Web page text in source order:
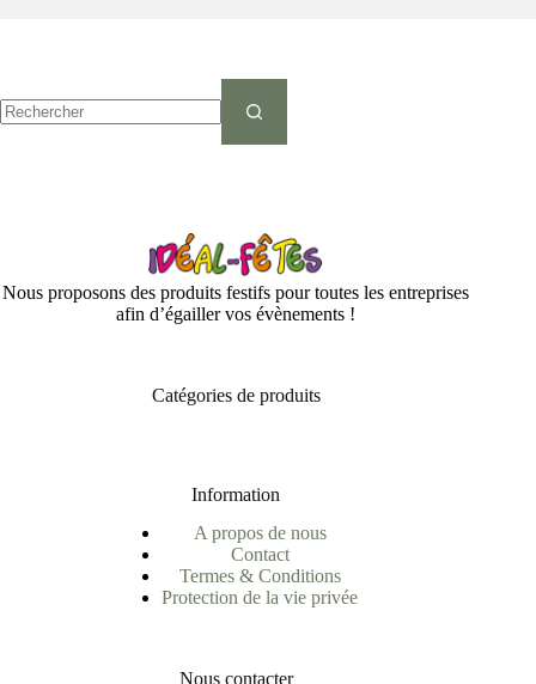
Nous proposons des produits festifs pour toutes les entreprises
afin d’égailler vos évènements !
Catégories de produits
Information
A propos de nous
Contact
Termes & Conditions
Protection de la vie privée
Nous contacter